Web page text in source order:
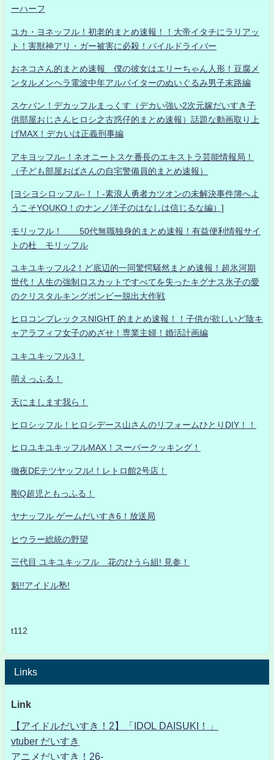
ーハーフ
ユカ・ヨネッフル！初老的まとめ速報！！大帝イタチにラリアッ
ト！害獣神アリ・ガー被害に必殺！パイルドライバー
おネコさん的まとめ速報 僕の彼女はエリーちゃん人形！豆腐メ
ンタルメンヘラ電波中年アルバイターのぬいぐるみ男子末路編
スケバン！デカッフルまっくす（デカい強い2次元嫁だいすき子
供部屋おじさんヒロシ之古惑仔的まとめ速報）話題な動画取り上
げMAX！デカいは正義刑事編
アキヨッフル-！ネオニートスケ番長のエキストラ芸能情報局！
（子ども部屋おばさんの自宅警備員的まとめ速報）
[ヨシヨシロッフル-！！-素浪人勇者カツオンの未解決事件簿へよ
うこそYOUKO！のナンノ洋子のはなしは信じるな編）]
モリッフル！ 50代無職独身的まとめ速報！有益便利情報サイ
トの杜 モリッフル
ユキユキッフル2！ど底辺的一同驚愕騒然まとめ速報！超氷河期
世代！人生の強制ロスカットですべてを失ったキグナス氷子の愛
のクリスタルキングボンビー脱出大作戦
ヒロコンプレックスNIGHT 的まとめ速報！！子供が欲しいど陰キ
ャアラフィフ女子のめざせ！専業主婦！婚活計画編
ユキユキッフル3！
萌えっふる！
天にまします我ら！
ヒロシッフル！ヒロシデース山さんのリフォームひとりDIY！！
ヒロユキユキッフルMAX！スーパークッキング！
徹夜DEテツヤッフル!！レトロ館2号店！
剛Q超児ともっふる！
ヤナッフル ゲームだいすき6！放送局
ヒウラー総統の野望
三代目 ユキユキッフル 花のひうら組! 見参！
魁!!アイドル塾!
t112
Links
Link
【アイドルだいすき！2】「IDOL DAISUKI！」
vtuber だいすき
アニメだいすき！26-